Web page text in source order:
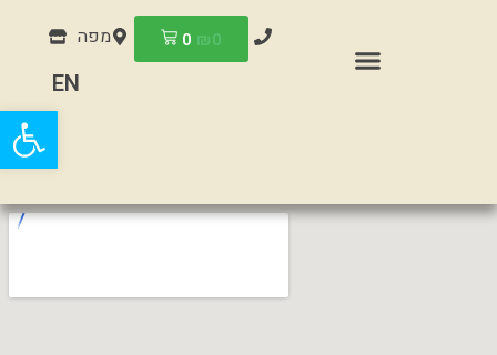
₪0
0 מפה
EN